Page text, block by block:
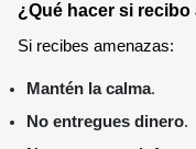
¿Qué hacer si
Si recibes amenazas:
Mantén la calma.
No entregues dinero.